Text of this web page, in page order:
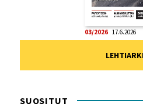
03/2026 17.6.2026
SUOSITUT